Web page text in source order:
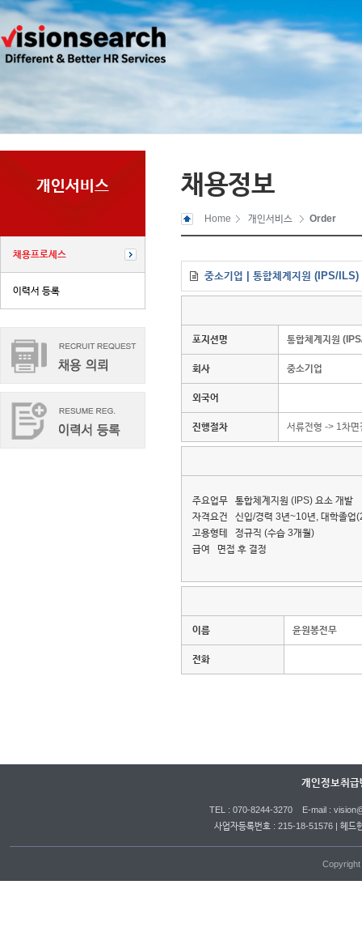
개인서비스
채용프로세스
이력서 등록
채용정보
Home 개인서비스 Order
중소기업 | 통합체계지원 (IPS/ILS)
포지션명 통합체계지원
회사 중소기업
외국어
진행절차 서류전형 -> 1차
주요업무 통합체계지원 (IPS) 요소 개발
자격요건 신입/경력 3년~10년, 대학졸업
고용형테 정규직 (수습 3개월)
급여 면접 후 결정
이름 윤원봉전무
전화
개인정보취급
TEL : 070-8244-3270 E-mail :
사업자등록번호 : 215-18-51576 | 헤드